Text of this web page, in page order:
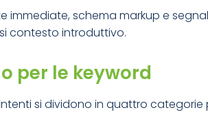
schema markup e
contesto introduttivo.
per le keyword
si dividono in quattro categorie